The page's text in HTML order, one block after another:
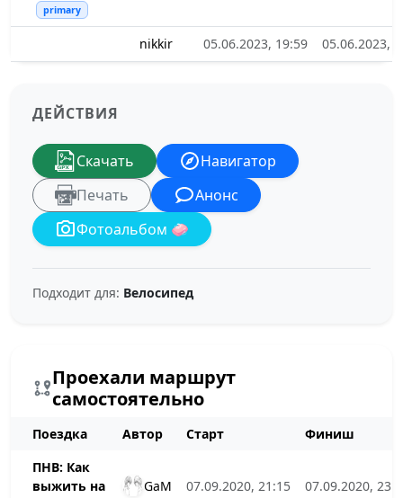
primary
nikkir 05.06.2023, 19:59 05.06.2023,
ДЕЙСТВИЯ
Скачать
Навигатор
Печать
Анонс
Фотоальбом 🧼
Подходит для: Велосипед
Проехали маршрут
самостоятельно
Поездка Автор Старт
Финиш
ПНВ: Как
выжить на
GaM 07.09.2020, 21:15 07.09.2020,